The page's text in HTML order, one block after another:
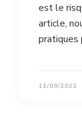
est le
article,
pratiques
11/09/2023